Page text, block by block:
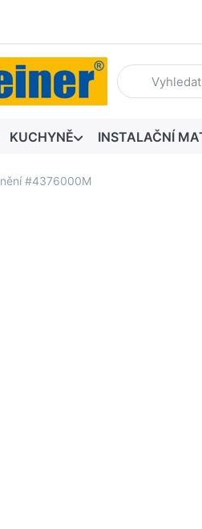
Zadejte
KUCHYNĚ INSTALAČNÍ
#4376000M